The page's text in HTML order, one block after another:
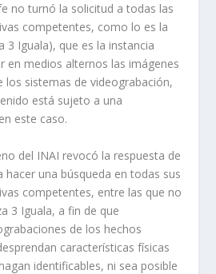
no turnó la solicitud a todas las
competentes, como lo es la
3 Iguala), que es la instancia
en medios alternos las imágenes
los sistemas de videograbación,
está sujeto a una
este caso.
del INAI revocó la respuesta de
hacer una búsqueda en todas sus
competentes, entre las que no
3 Iguala, a fin de que
de los hechos
características físicas
identificables, ni sea posible